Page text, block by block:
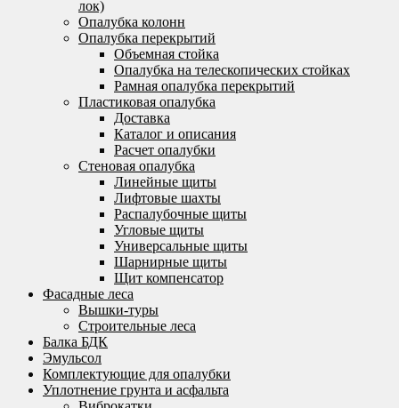
лок)
Опалубка колонн
Опалубка перекрытий
Объемная стойка
Опалубка на телескопических стойках
Рамная опалубка перекрытий
Пластиковая опалубка
Доставка
Каталог и описания
Расчет опалубки
Стеновая опалубка
Линейные щиты
Лифтовые шахты
Распалубочные щиты
Угловые щиты
Универсальные щиты
Шарнирные щиты
Щит компенсатор
Фасадные леса
Вышки-туры
Строительные леса
Балка БДК
Эмульсол
Комплектующие для опалубки
Уплотнение грунта и асфальта